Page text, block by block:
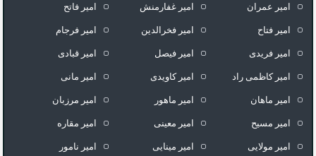
امیر عمران امیر غفارمنش امیر فاتح
امیر فتاح امیر فخرالدین امیر فرجام
امیر فریدی امیر فیصل امیر قبادی
امیر کاظمی راد امیر کاویدی امیر مانی
امیر ماهان امیر ماهور امیر مرزبان
امیر مسیح امیر معینی امیر مقاره
امیر مولایی امیر مینایی امیر نامور